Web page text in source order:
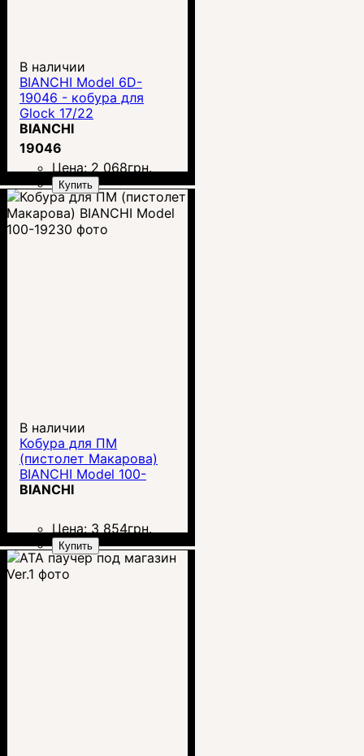
В наличии
BIANCHI Model 6D-
19046 - кобура для
Glock 17/22
BIANCHI
19046
Цена: 2 068грн.
Купить
В наличии
Кобура для ПМ
(пистолет Макарова)
BIANCHI Model 100-
19230
BIANCHI
Цена: 3 854грн.
Купить